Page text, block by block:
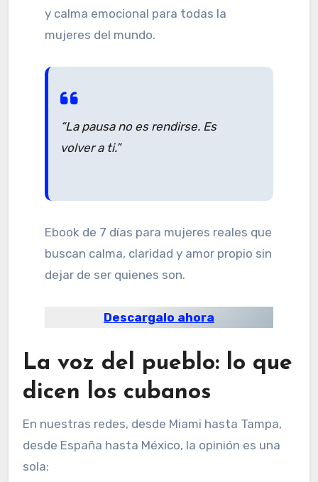
y calma emocional para todas la
mujeres del mundo.
“La pausa no es rendirse. Es
volver a ti.”
Ebook de 7 días para mujeres reales que
buscan calma, claridad y amor propio sin
dejar de ser quienes son.
Descargalo ahora
La voz del pueblo: lo que
dicen los cubanos
En nuestras redes, desde Miami hasta Tampa,
desde España hasta México, la opinión es una
sola: